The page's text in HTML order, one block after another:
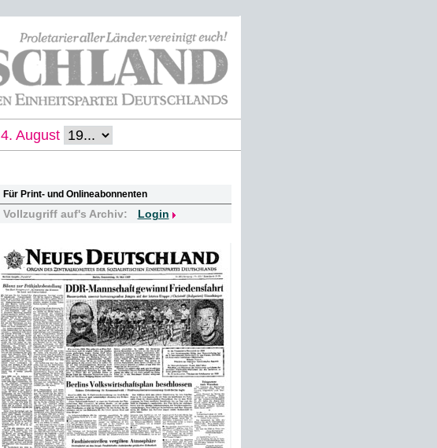
4. August
Für Print- und Onlineabonnenten
Vollzugriff auf's Archiv: Login